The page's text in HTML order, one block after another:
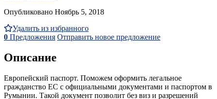
Опубликовано Ноябрь 5, 2018
Удалить из избранного
0 Предложения Отправить новое предложение
Описание
Европейский паспорт. Поможем оформить легальное
гражданство ЕС с официальными документами и паспортом в
Румынии. Такой документ позволит без виз и разрешений